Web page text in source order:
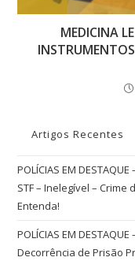
MEDICINA
Artigos Recentes
POLÍCIAS EM
STF – Inelegível –
Entenda!
POLÍCIAS EM
Decorrência de Prisão